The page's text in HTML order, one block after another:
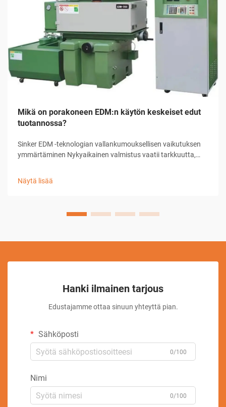
Mikä on porakoneen EDM:n käytön keskeiset edut
tuotannossa?
Sinker EDM -teknologian vallankumouksellisen vaikutuksen
ymmärtäminen Nykyaikainen valmistus vaatii tarkkuutta,
ram-EDM:nä tai perinteisenä EDM:nä, on noussut esiin
Näytä lisää
Hanki ilmainen tarjous
Edustajamme ottaa sinuun yhteyttä pian.
Sähköposti
0/100
Nimi
0/100